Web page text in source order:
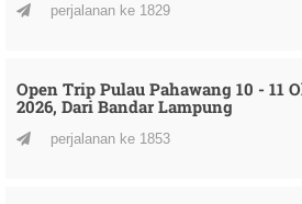
perjalanan ke 1829
Open Trip Pulau Pahawang 10 - 11
2026, Dari Bandar Lampung
perjalanan ke 1853